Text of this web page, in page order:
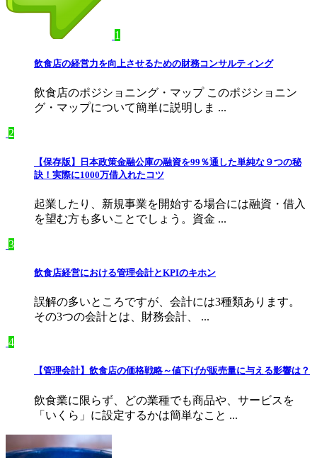
1
飲食店の経営力を向上させるための財務コンサルティング
飲食店のポジショニング・マップ このポジショニン
グ・マップについて簡単に説明しま ...
2
【保存版】日本政策金融公庫の融資を99％通した単純な９つの秘
訣！実際に1000万借入れたコツ
起業したり、新規事業を開始する場合には融資・借入
を望む方も多いことでしょう。資金 ...
3
飲食店経営における管理会計とKPIのキホン
誤解の多いところですが、会計には3種類あります。
その3つの会計とは、財務会計、 ...
4
【管理会計】飲食店の価格戦略～値下げが販売量に与える影響は？
飲食業に限らず、どの業種でも商品や、サービスを
「いくら」に設定するかは簡単なこと ...